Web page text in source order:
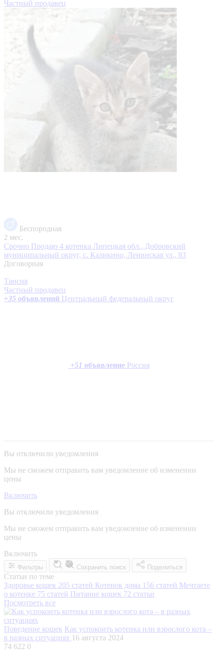
Частный продавец
Беспородная
2 мес.
Срочно Продаю 4 котенка Липецкая обл., Добровский
муниципальный округ, с. Каликино, Ленинская ул., 83
Договорная
Таисия
Частный продавец
+35 объявлений Центральный федеральный округ
+51 объявление Россия
Вы отключили уведомления
Мы не сможем отправить вам уведомление об изменении
цены
Включить
Вы отключили уведомления
Мы не сможем отправить вам уведомление об изменении
цены
Включить
Фильтры Сохранить поиск Поделиться
Статьи по теме
Здоровье кошек 205 статей Котенок дома 156 статей Мечтаете
о котенке 75 статей Питание кошек 72 статьи
Посмотреть все
Поведение кошек Как успокоить котенка или взрослого кота –
в разных ситуациях 16 августа 2024
74 622 0